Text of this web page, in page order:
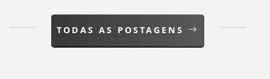
TODAS AS POSTAGENS